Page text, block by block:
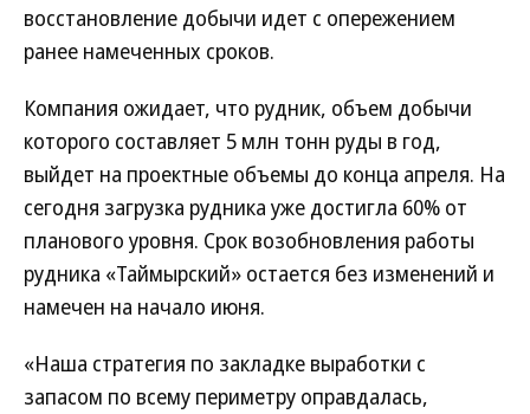
восстановление добычи идет с опережением
ранее намеченных сроков.
Компания ожидает, что рудник, объем добычи
которого составляет 5 млн тонн руды в год,
выйдет на проектные объемы до конца апреля. На
сегодня загрузка рудника уже достигла 60% от
планового уровня. Срок возобновления работы
рудника «Таймырский» остается без изменений и
намечен на начало июня.
«Наша стратегия по закладке выработки с
запасом по всему периметру оправдалась,